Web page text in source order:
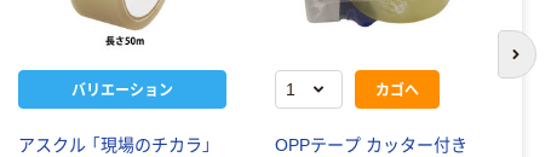
バリエーション
アスクル 「現場のチカラ」
カゴへ
OPPテープ カッター付き
次